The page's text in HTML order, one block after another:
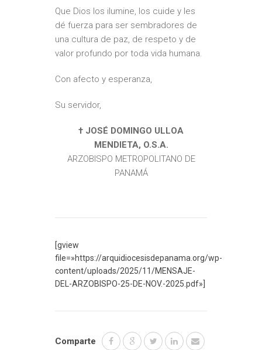
Que Dios los ilumine, los cuide y les
dé fuerza para ser sembradores de
una cultura de paz, de respeto y de
valor profundo por toda vida humana.
Con afecto y esperanza,
Su servidor,
† JOSÉ DOMINGO ULLOA
MENDIETA, O.S.A.
ARZOBISPO METROPOLITANO DE
PANAMÁ
[gview
file=»https://arquidiocesisdepanama.org/wp-
content/uploads/2025/11/MENSAJE-
DEL-ARZOBISPO-25-DE-NOV.-2025.pdf»]
Comparte